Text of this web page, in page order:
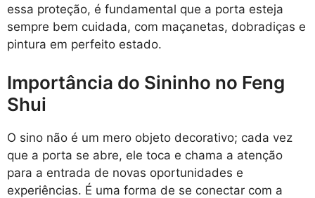
essa proteção, é fundamental que a porta esteja
sempre bem cuidada, com maçanetas, dobradiças e
pintura em perfeito estado.
Importância do Sininho no Feng
Shui
O sino não é um mero objeto decorativo; cada vez
que a porta se abre, ele toca e chama a atenção
para a entrada de novas oportunidades e
experiências. É uma forma de se conectar com a